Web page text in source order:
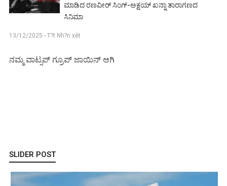
ಮಾಡಿದ ರಣವೀರ್ ಸಿಂಗ್-ಅಕ್ಷಯ್ ಖನ್ನಾ ತಾರಾಗಣದ
ಸಿನಿಮಾ
13/12/2025 - T?t Nh?n xét
ನಮ್ಮ ವಾಟ್ಸಪ್ ಗ್ರೂಪ್ ಜಾಯಿನ್ ಆಗಿ
SLIDER POST